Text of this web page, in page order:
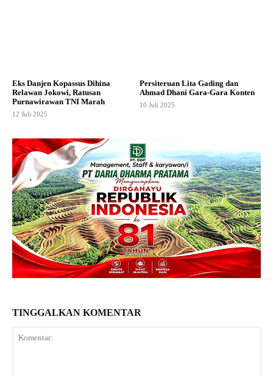
Eks Danjen Kopassus Dihina
Relawan Jokowi, Ratusan
Purnawirawan TNI Marah
12 Juli 2025
Persiteruan Lita Gading dan
Ahmad Dhani Gara-Gara Konten
10 Juli 2025
TINGGALKAN KOMENTAR